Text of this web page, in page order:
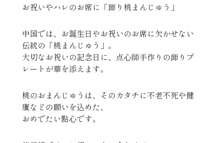
お祝いやハレのお席に「飾り桃まんじゅう」
中国では、お誕生日やお祝いのお席に欠かせない
伝統の「桃まんじゅう」。
大切なお祝いの記念日に、点心師手作りの飾りプ
レートが華を添えます。
桃のおまんじゅうは、そのカタチに不老不死や健
康などの願いを込めた、
おめでたい點心です。